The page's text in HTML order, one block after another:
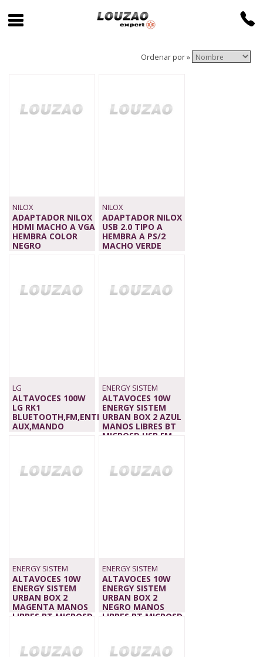
Ordenar por »
NILOX
ADAPTADOR NILOX
HDMI MACHO A VGA
HEMBRA COLOR
NEGRO
NILOX
ADAPTADOR NILOX
USB 2.0 TIPO A
HEMBRA A PS/2
MACHO VERDE
LG
ALTAVOCES 100W
LG RK1
BLUETOOTH,FM,ENTRADA
AUX,MANDO
ENERGY SISTEM
ALTAVOCES 10W
ENERGY SISTEM
URBAN BOX 2 AZUL
MANOS LIBRES BT
MICROSD USB FM
ENERGY SISTEM
ALTAVOCES 10W
ENERGY SISTEM
URBAN BOX 2
MAGENTA MANOS
LIBRES BT MICROSD
ENERGY SISTEM
ALTAVOCES 10W
ENERGY SISTEM
URBAN BOX 2
NEGRO MANOS
LIBRES BT MICROSD